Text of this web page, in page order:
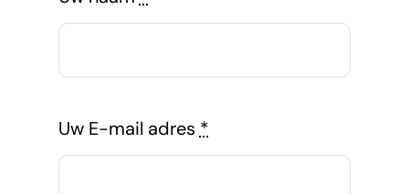
Uw E-mail adres *